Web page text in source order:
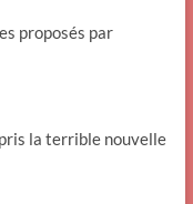
proposés par
la terrible nouvelle